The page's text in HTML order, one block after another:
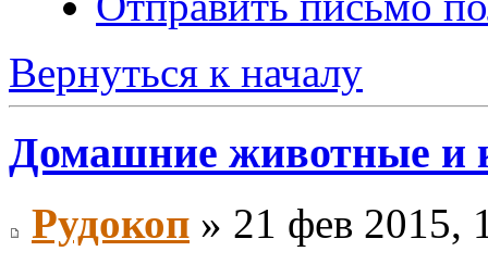
Вернуться к началу
Домашние животные и
Рудокоп » 21 фев 2015,